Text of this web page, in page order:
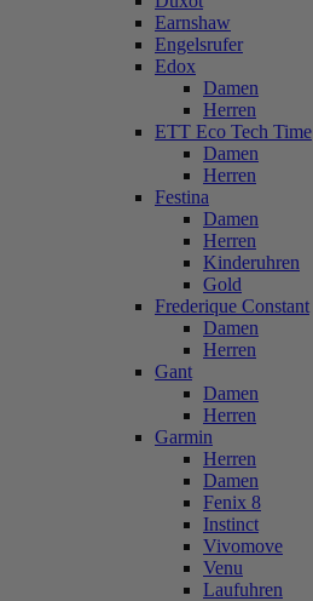
Earnshaw
Engelsrufer
Edox
Damen
Herren
ETT Eco Tech Time
Damen
Herren
Festina
Damen
Herren
Kinderuhren
Gold
Frederique Constant
Damen
Herren
Gant
Damen
Herren
Garmin
Herren
Damen
Fenix 8
Instinct
Vivomove
Venu
Laufuhren